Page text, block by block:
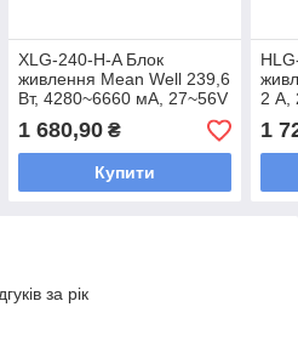
XLG-240-H-A Блок
живлення Mean Well 239,6
Вт, 4280~6660 мА, 27~56V
драйвер живлення
світлодіодів LED IP67
1 680,90₴
Купити
2 A,
IP65
1
за рік